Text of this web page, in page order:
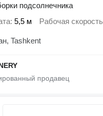
подсолнечника
5,5 м Рабочая скорость
Tashkent